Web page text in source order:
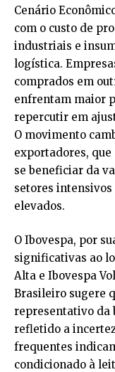
Cenário
com o custo de
industriais e
logística.
comprados em
enfrentam maior
repercutir em
O movimento
exportadores,
se beneficiar da
setores
elevados.
O Ibovespa, por
significativas ao
Alta e Ibovespa
Brasileiro sugere
representativo da
refletido a
frequentes
condicionado à